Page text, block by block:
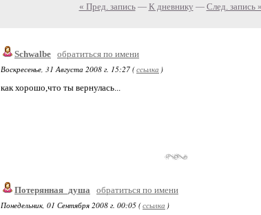
« Пред. запись— К дневнику — След. запись »
Schwalbe обратиться по имени
Воскресенье, 31 Августа 2008 г. 15:27 (ссылка )
как хорошо,что ты вернулась...
Потерянная_душа
обратиться по имени
Понедельник, 01 Сентября 2008 г. 00:05 (ссылка )